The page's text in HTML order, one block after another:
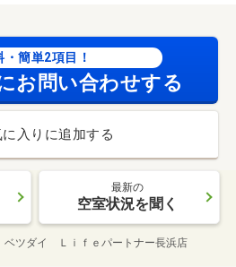
・簡単2項目！
お問い合わせする
に入りに追加する
最新の
空室状況を聞く
ベツダイ Ｌｉｆｅパートナー長浜店